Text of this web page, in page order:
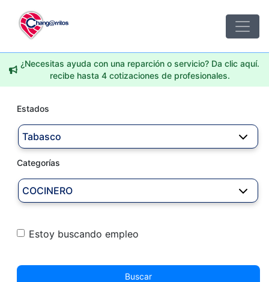
¿Necesitas ayuda con una reparción o servicio? Da clic aquí.
recibe hasta 4 cotizaciones de profesionales.
Estados
Tabasco
Categorías
COCINERO
Estoy buscando empleo
Buscar